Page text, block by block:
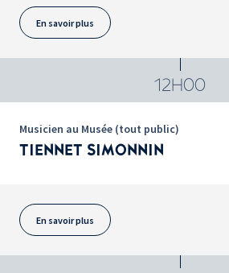
En savoir plus
12H00
Musicien au Musée (tout public)
TIENNET SIMONNIN
En savoir plus